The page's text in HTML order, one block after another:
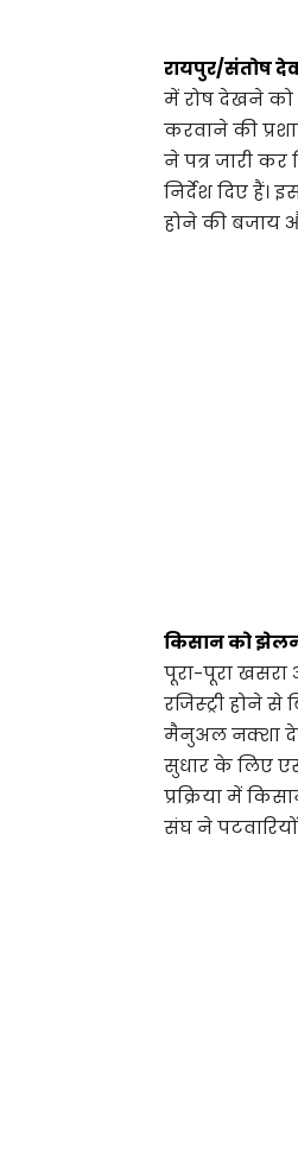
रायपुर/संतोष
में रोष देखने को
करवाने की
ने पत्र जारी
निर्देश दिए हैं।
होने की बजाय
किसान को
पूरा-पूरा खसरा
रजिस्ट्री होने
मैनुअल नक्शा
सुधार के लिए
प्रक्रिया में
संघ ने